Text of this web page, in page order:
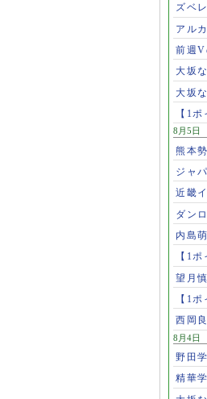
ズベ
アル
前週V
大坂
大坂
【1
8月5日
熊本
ジャ
近畿
ダン
内島
【1
望月
【1
西岡
8月4日
野田
精華